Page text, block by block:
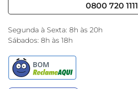
Black Friday
Encarte do Dia
0800 720 1111
Segunda à Sexta: 8h às 20h
Sábados: 8h às 18h